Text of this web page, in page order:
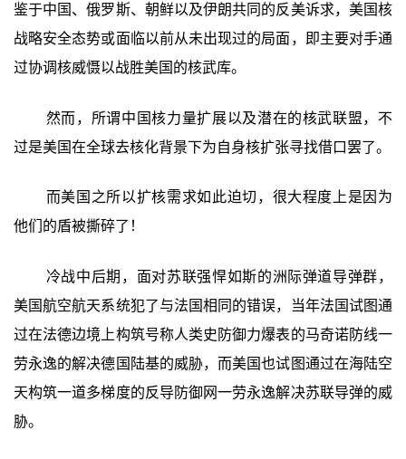
鉴于中国、俄罗斯、朝鲜以及伊朗共同的反美诉求，美国核
战略安全态势或面临以前从未出现过的局面，即主要对手通
过协调核威慑以战胜美国的核武库。
然而，所谓中国核力量扩展以及潜在的核武联盟，不
过是美国在全球去核化背景下为自身核扩张寻找借口罢了。
而美国之所以扩核需求如此迫切，很大程度上是因为
他们的盾被撕碎了！
冷战中后期，面对苏联强悍如斯的洲际弹道导弹群，
美国航空航天系统犯了与法国相同的错误，当年法国试图通
过在法德边境上构筑号称人类史防御力爆表的马奇诺防线一
劳永逸的解决德国陆基的威胁，而美国也试图通过在海陆空
天构筑一道多梯度的反导防御网一劳永逸解决苏联导弹的威
胁。